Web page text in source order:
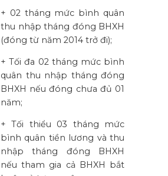
+ 02 tháng mức bình quân
thu nhập tháng đóng BHXH
(đóng từ năm 2014 trở đi);
+ Tối đa 02 tháng mức bình
quân thu nhập tháng đóng
BHXH nếu đóng chưa đủ 01
năm;
+ Tối thiểu 03 tháng mức
bình quân tiền lương và thu
nhập tháng đóng BHXH
nếu tham gia cả BHXH bắt